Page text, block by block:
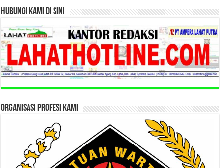
HUBUNGI KAMI DI SINI
ORGANISASI PROFESI KAMI